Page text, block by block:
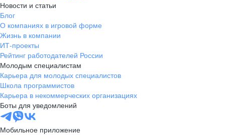
Новости и статьи
Блог
О компаниях в игровой форме
Жизнь в компании
ИТ-проекты
Рейтинг работодателей России
Молодым специалистам
Карьера для молодых специалистов
Школа программистов
Карьера в некоммерческих организациях
Боты для уведомлений
Мобильное приложение